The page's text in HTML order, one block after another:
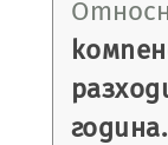
година.